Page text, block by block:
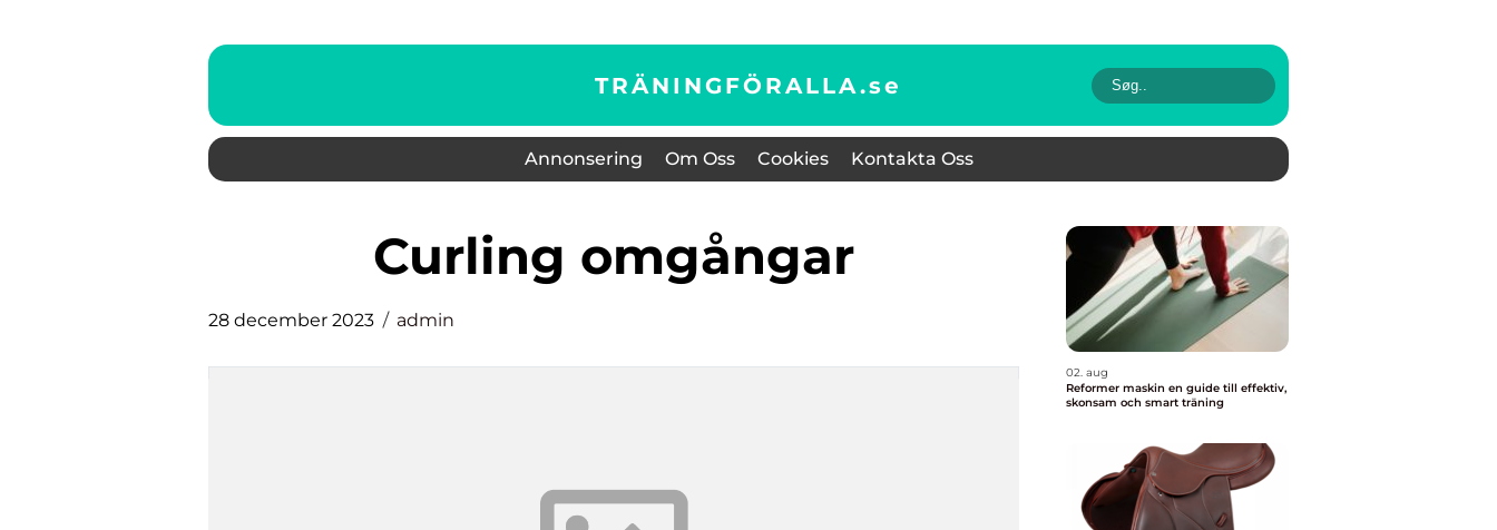
TRÄNINGFÖRALLA.se
Annonsering Om Oss Cookies Kontakta Oss
curling omgångar
28 december 2023 admin
02. aug
Reformer maskin en guide till effektiv,
skonsam och smart träning